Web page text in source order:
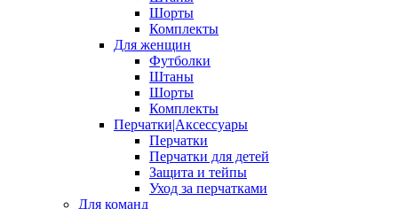
Шорты
Комплекты
Для женщин
Футболки
Штаны
Шорты
Комплекты
Перчатки|Аксессуары
Перчатки
Перчатки для детей
Защита и тейпы
Уход за перчатками
Для команд